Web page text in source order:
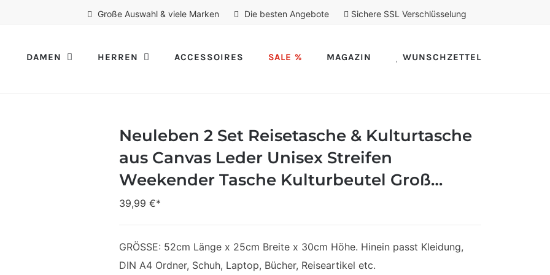
Große Auswahl & viele Marken Die besten Angebote Sichere SSL Verschlüsselung
DAMEN HERREN ACCESSOIRES SALE % MAGAZIN WUNSCHZETTEL
Neuleben 2 Set Reisetasche & Kulturtasche
aus Canvas Leder Unisex Streifen
Weekender Tasche Kulturbeutel Groß…
39,99 €*
GRÖSSE: 52cm Länge x 25cm Breite x 30cm Höhe. Hinein passt Kleidung,
DIN A4 Ordner, Schuh, Laptop, Bücher, Reiseartikel etc.